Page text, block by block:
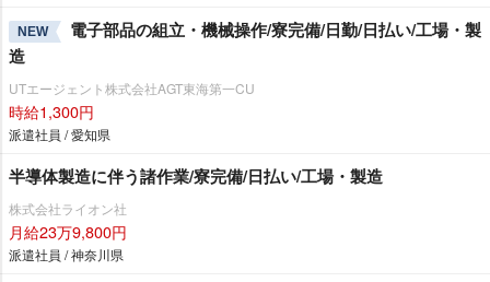
NEW
電子部品の組立・機械操作/寮完備/日勤/日払い/工場・製
造
UTエージェント株式会社AGT東海第一CU
時給1,300円
派遣社員 / 愛知県
半導体製造に伴う諸作業/寮完備/日払い/工場・製造
株式会社ライオン社
月給23万9,800円
派遣社員 / 神奈川県